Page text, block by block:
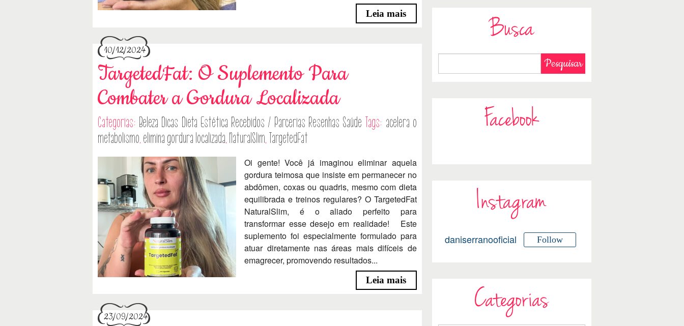
Leia mais
10/12/2024
TargetedFat: O Suplemento Para
Combater a Gordura Localizada
Categorias: Beleza Dicas Dieta Estética Recebidos / Parcerias Resenhas Saúde Tags: acelera o
metabolismo, elimina gordura localizada, NaturalSlim, TargetedFat
Oi gente! Você já imaginou eliminar aquela
gordura teimosa que insiste em permanecer no
abdômen, coxas ou quadris, mesmo com dieta
equilibrada e treinos regulares? O TargetedFat
NaturalSlim, é o aliado perfeito para
transformar esse desejo em realidade! Este
suplemento foi especialmente formulado para
atuar diretamente nas áreas mais difíceis de
emagrecer, promovendo resultados...
Leia mais
23/09/2024
Busca
Facebook
Instagram
daniserranooficial Follow
Categorias